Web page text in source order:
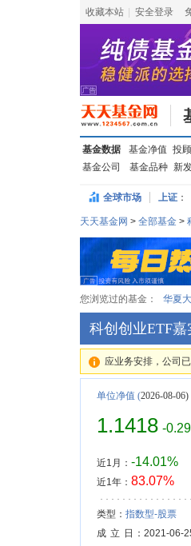
收藏本站 安全登录
基金数据 基金净值 投
基金公司
基金品种 新
全球市场 上证：
天天基金网 > 全部基金 >
您浏览过的基金： 华夏
科创创业ETF嘉
应业务安排，公司
单位净值 (2026-08-06)
1.1418 -
近1月： -14.01%
近1年： 83.07%
类型： 指数型-股票
成 立 日
：2021-06-